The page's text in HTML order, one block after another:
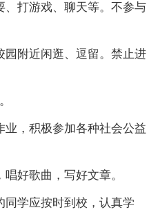
、打游戏、聊天等。不参与
园附近闲逛、逗留。禁止进
业，积极参加各种社会公益
好歌曲，写好文章。
同学应按时到校，认真学